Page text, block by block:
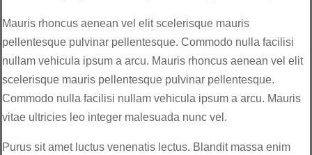
Mauris rhoncus aenean vel elit scelerisque mauris
pellentesque pulvinar pellentesque. Commodo nulla facilisi
nullam vehicula ipsum a arcu. Mauris rhoncus aenean vel elit
scelerisque mauris pellentesque pulvinar pellentesque.
Commodo nulla facilisi nullam vehicula ipsum a arcu. Mauris
vitae ultricies leo integer malesuada nunc vel.
Purus sit amet luctus venenatis lectus. Blandit massa enim